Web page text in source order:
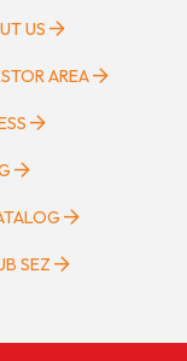
US
AREA
SEZ